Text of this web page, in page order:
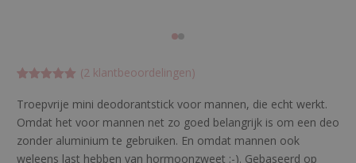
5op 5
gebaseerd
opklant
n
(2 klantbeoordelingen)
Troepvrije mini deodorantstick voor mannen, die echt werkt.
Omdat het voor mannen net zo goed belangrijk is om een deo
zonder aluminium te gebruiken. En omdat mannen ook
weleens last hebben van hormoonzweet ;-). Gebaseerd op